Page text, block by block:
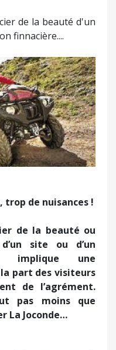
de la beauté d'un
finnacière....
de nuisances !
de la beauté ou
site ou d’un
implique une
part des visiteurs
de l’agrément.
pas moins que
La Joconde…